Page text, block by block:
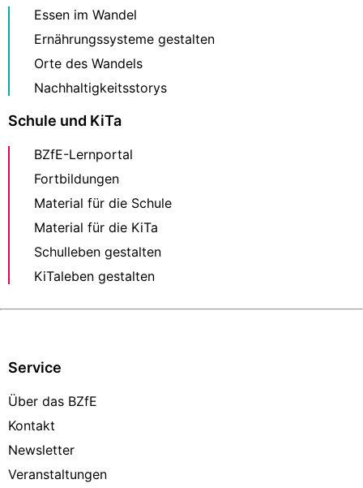
Essen im Wandel
Ernährungssysteme gestalten
Orte des Wandels
Nachhaltigkeitsstorys
Schule und KiTa
BZfE-Lernportal
Fortbildungen
Material für die Schule
Material für die KiTa
Schulleben gestalten
KiTaleben gestalten
Service
Über das BZfE
Kontakt
Newsletter
Veranstaltungen